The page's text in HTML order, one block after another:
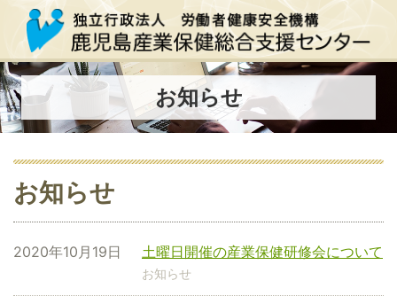
お知らせ
お知らせ
土曜日開催の産業保健研修会について
2020年10月19日
お知らせ